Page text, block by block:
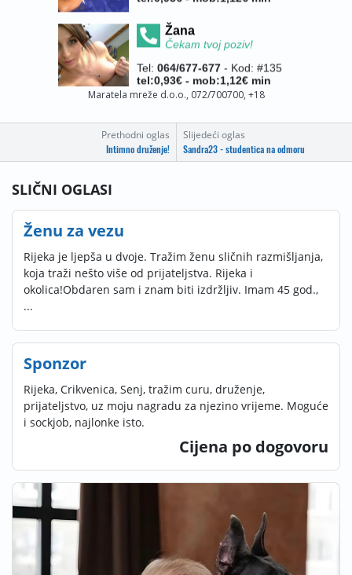
Prethodni oglas
Intimno druženje!
Slijedeći oglas
Sandra23 - studentica na odmoru
SLIČNI OGLASI
Ženu za vezu
Rijeka je ljepša u dvoje. Tražim ženu sličnih razmišljanja,
koja traži nešto više od prijateljstva. Rijeka i
okolica!Obdaren sam i znam biti izdržljiv. Imam 45 god.,
...
Sponzor
Rijeka, Crikvenica, Senj, tražim curu, druženje,
prijateljstvo, uz moju nagradu za njezino vrijeme. Moguće
i sockjob, najlonke isto.
Cijena po dogovoru